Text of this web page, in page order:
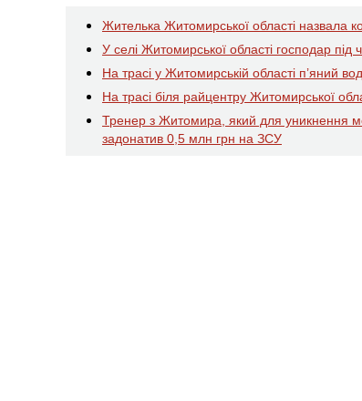
Жителька Житомирської області назвала
У селі Житомирської області господар
На трасі у Житомирській області п’яний
На трасі біля райцентру Житомирської
Тренер з Житомира, який для уникнення
задонатив 0,5 млн грн на ЗСУ